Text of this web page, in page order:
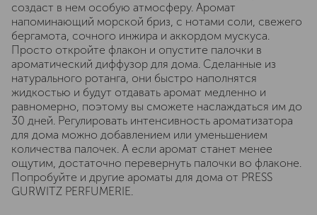
создаст в нем особую атмосферу. Аромат
напоминающий морской бриз, с нотами соли, свежего
бергамота, сочного инжира и аккордом мускуса.
Просто откройте флакон и опустите палочки в
ароматический диффузор для дома. Сделанные из
натурального ротанга, они быстро наполнятся
жидкостью и будут отдавать аромат медленно и
равномерно, поэтому вы сможете наслаждаться им до
30 дней. Регулировать интенсивность ароматизатора
для дома можно добавлением или уменьшением
количества палочек. А если аромат станет менее
ощутим, достаточно перевернуть палочки во флаконе.
Попробуйте и другие ароматы для дома от PRESS
GURWITZ PERFUMERIE.